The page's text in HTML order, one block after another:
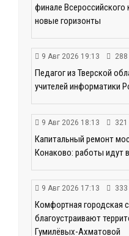
финале Всероссийского
новые горизонты
9 Авг 2026 19:13 288
Педагог из Тверской
учителей информатики
9 Авг 2026 18:13 321
Капитальный ремонт
Конаково: работы идут
9 Авг 2026 17:13 333
Комфортная городская
благоустраивают
Гумилёвых-Ахматовой